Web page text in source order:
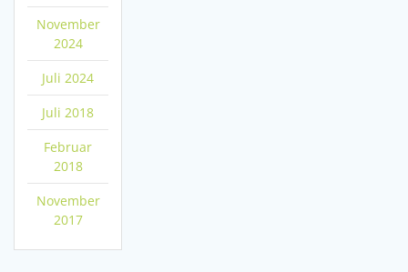
November
2024
Juli 2024
Juli 2018
Februar
2018
November
2017